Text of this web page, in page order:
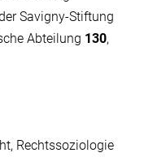
Savigny-Stiftung
Abteilung 130,
Rechtssoziologie